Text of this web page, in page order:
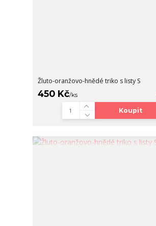
Žluto-oranžovo-hnědé triko s listy S
450 Kč/ks
Koupit